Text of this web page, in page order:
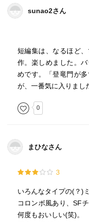
sunao2さん
短編集は、なるほど
作。楽しめました。
めです。「登竜門が
が、一番気に入りまし
0
まひなさん
3
いろんなタイプの(？)
コロンボ風あり、SF
何度もおいしい(笑)。